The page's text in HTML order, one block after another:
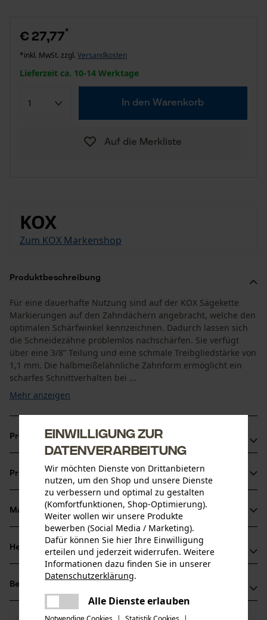
€ 27,77*
*inkl. MwSt. zzgl. Versandkosten
Lieferzeit ca. 10-14 Werktage
In den Warenkorb
Auf die Merkliste
KOX
Zum KOX Markenshop
Produktbeschreibung
Für eine dauerhafte Nutzung sind auf der KOX Sägekette
Markierungen auf den Zahndächern angebracht, welche den
optimalen Schärfwinkel kennzeichnen. Dadurch lassen sich
die Schneidezähne problemlos nachschärfen. Sie verfügt
über eine 3/8” Teilung und eine schmale Treibgliedstärke von
1,1 mm. Die halbmeißelähnliche Zahnform ermöglicht ein
scharfes Schnittverhalten bei ...
Mehr anzeigen
Produktvorteile
Markierung des Schärfwinkels auf den Zahndächern für
korrektes Schärfen
Schmaler Schnitt mit scharfem Schnittverhalten
Produktinformationen
Produktdetails
Aktivitätstyp
Altersgruppe
Erwachsener
Material & Pflege
Material
Hauptmaterial
Herstellerinformationen
Oregon Tool GmbH
Lise-Meitner-Str. 4
70736 Fellbach, Deutschland
Mail: info@kox.eu
Bewertungen
Einwilligung zur
Datenverarbeitung
Wir möchten Dienste von Drittanbietern
nutzen, um den Shop und unsere Dienste
zu verbessern und optimal zu gestalten
(Komfortfunktionen, Shop-Optimierung).
Weiter wollen wir unsere Produkte
bewerben (Social Media / Marketing).
Dafür können Sie hier Ihre Einwilligung
erteilen und jederzeit widerrufen. Weitere
Informationen dazu finden Sie in unserer
Datenschutzerklärung.
Alle Dienste erlauben
Es ist ein Fehler aufgetreten. Bitte
versuchen Sie es erneut.